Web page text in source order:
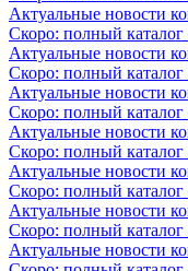
Актуальные новости
Скоро: полный
Актуальные новости
Скоро: полный
Актуальные новости
Скоро: полный
Актуальные новости
Скоро: полный
Актуальные новости
Скоро: полный
Актуальные новости
Скоро: полный
Актуальные новости